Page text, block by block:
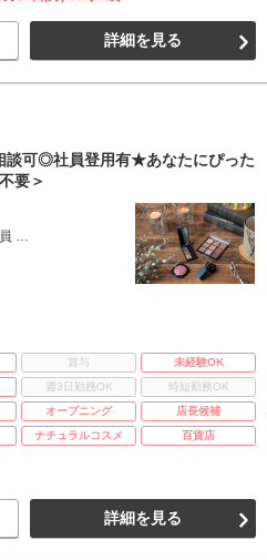
詳細を見る
談可◎社員登用有★あなたにぴった
要＞
員 …
賞与
未経験OK
週3日勤務OK
時短勤務OK
オープニング
店長候補
ナチュラルコスメ 百貨店
詳細を見る